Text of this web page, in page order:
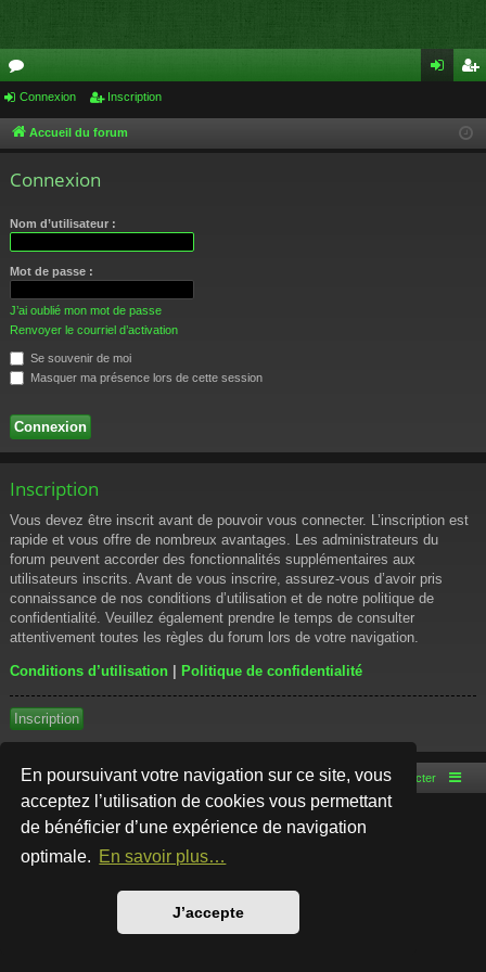
En poursuivant votre navigation sur ce site, vous
acceptez l’utilisation de cookies vous permettant
de bénéficier d’une expérience de navigation
optimale. En savoir plus…
J’accepte
or
u cri
Connexion Inscription
Accueil du forum
Connexion
Nom d’utilisateur :
Mot de passe :
J’ai oublié mon mot de passe
Renvoyer le courriel d’activation
Se souvenir de moi
Masquer ma présence lors de cette session
Inscription
Vous devez être inscrit avant de pouvoir vous connecter. L’inscription est
rapide et vous offre de nombreux avantages. Les administrateurs du
forum peuvent accorder des fonctionnalités supplémentaires aux
utilisateurs inscrits. Avant de vous inscrire, assurez-vous d’avoir pris
connaissance de nos conditions d’utilisation et de notre politique de
confidentialité. Veuillez également prendre le temps de consulter
attentivement toutes les règles du forum lors de votre navigation.
Conditions d’utilisation | Politique de confidentialité
Inscription
Accueil du forum Nous contacter
Développé parphpBB® Forum Software © phpBB Limited
Style par
Traduction française officielle